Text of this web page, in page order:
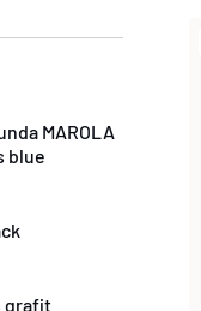
MAROLA
blue
grafit